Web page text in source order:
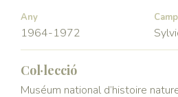
Any
1964-1972
Col·lecció
Muséum national d’histoire